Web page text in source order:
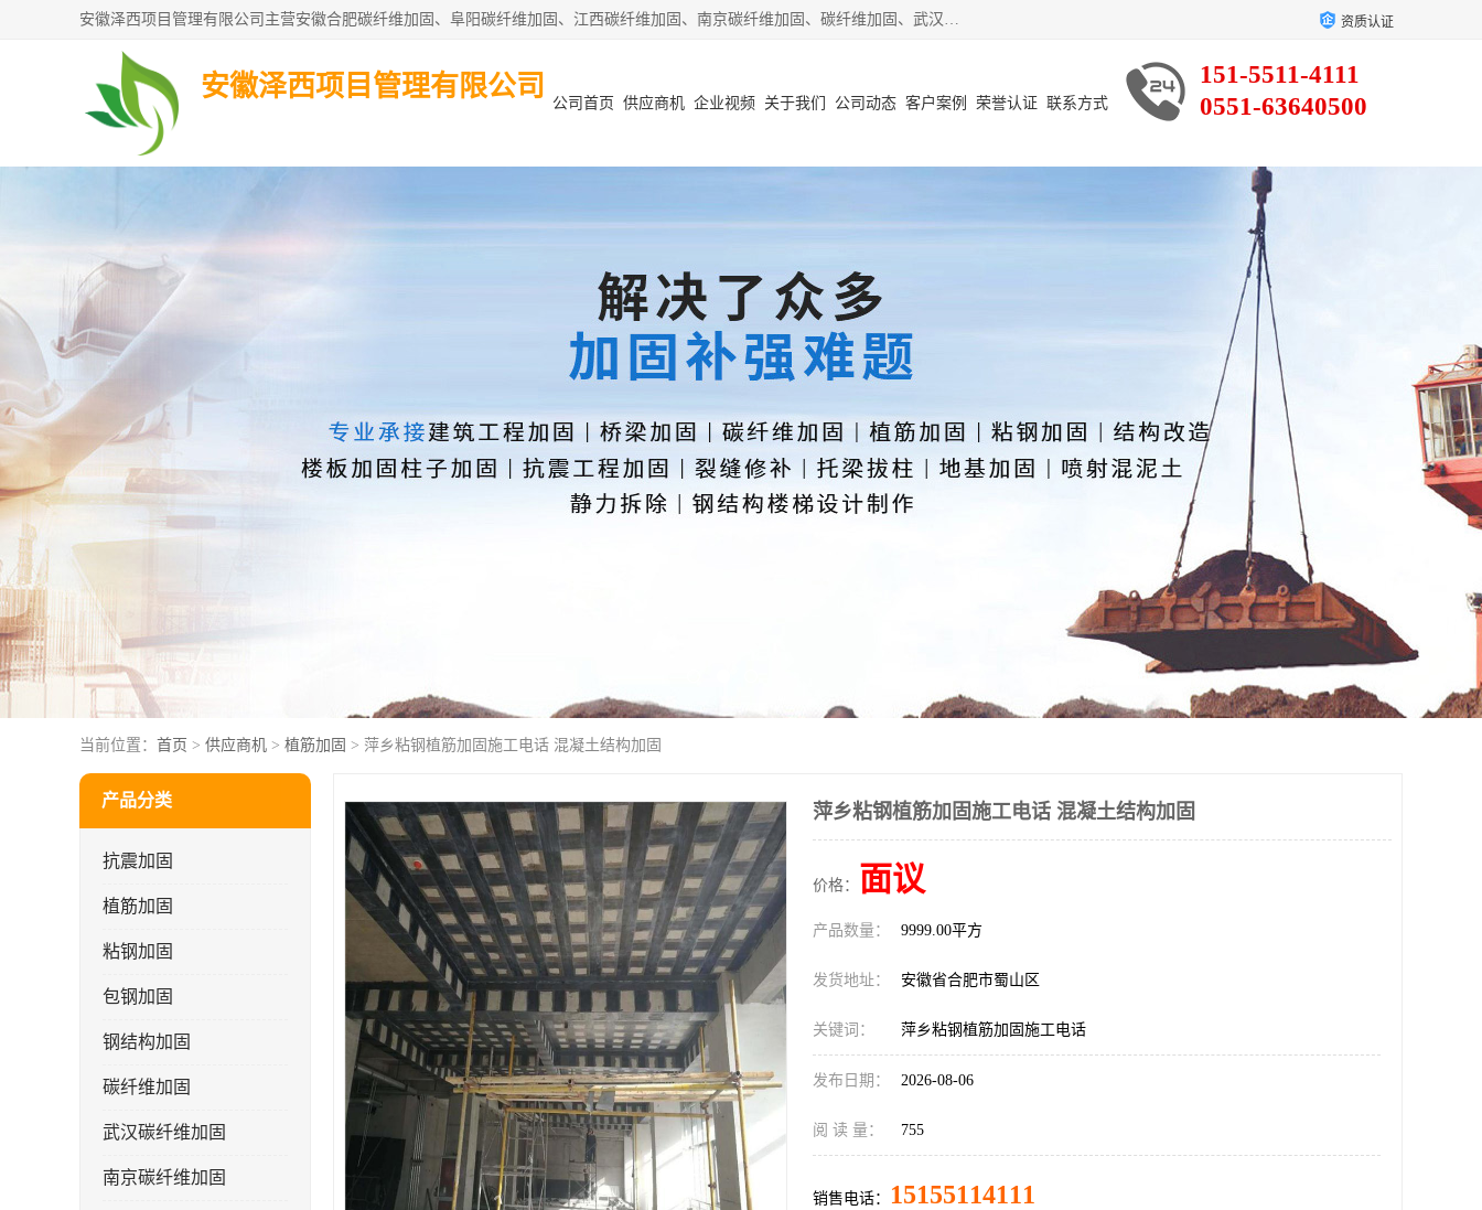
安徽泽西项目管理有限公司主营安徽合肥碳纤维加固、阜阳碳纤维加固、江西碳纤维加固、南京碳纤维加固、碳纤维加固、武汉碳纤维加固等业务，业务覆盖范围：安徽合肥、阜阳、江西、南京、武汉等区域。公司在钢筋混凝土结构改造加固、砌体结构改造加固、设计变更、结构改造加固、质量缺陷加固、地基加固等各加固改造领域具有优良的设计及施工经验。 资质认证
安徽泽西项目管理有限公司
151-5511-4111
0551-63640500
公司首页 供应商机 企业视频 关于我们 公司动态 客户案例 荣誉认证 联系方式
当前位置： 首页 > 供应商机 > 植筋加固 > 萍乡粘钢植筋加固施工电话 混凝土结构加固
产品分类
抗震加固
植筋加固
粘钢加固
包钢加固
钢结构加固
碳纤维加固
武汉碳纤维加固
南京碳纤维加固
萍乡粘钢植筋加固施工电话 混凝土结构加固
价格： 面议
产品数量： 9999.00平方
发货地址： 安徽省合肥市蜀山区
关键词： 萍乡粘钢植筋加固施工电话
发布日期： 2026-08-06
阅 读 量： 755
销售电话： 15155114111